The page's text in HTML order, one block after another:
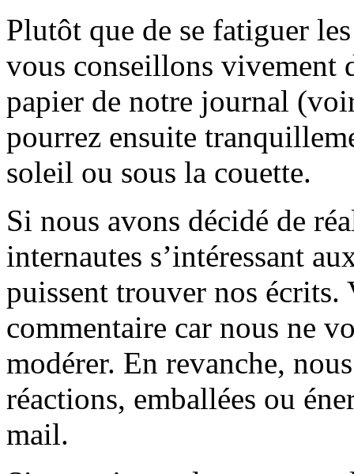
Plutôt que de se fatiguer
vous conseillons vivement
papier de notre journal
pourrez ensuite
soleil ou sous la couette.
Si nous avons décidé de
internautes s’intéressant
puissent trouver nos écrits.
commentaire car nous ne
modérer. En revanche,
réactions, emballées ou
mail.